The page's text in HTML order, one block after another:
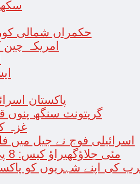
سکھ
حکمراں شمالی
امریکہ
پاکستان
گرپتونت سنگھ پنوں
غزہ
< > اسرائیلی فوج نے جیل
9 مئی جلاؤگھیراؤ کیس: 8 پی ٹی آئی رہنماؤں کے ناقابل ضمانت وارنٹ گرفتاری جاری
شہریوں کو پاکستان سمیت 25 ممالک جانے سے